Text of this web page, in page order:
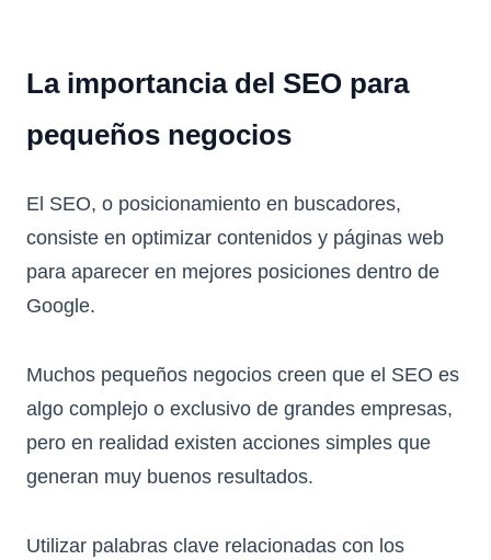
La importancia del SEO para
pequeños negocios
El SEO, o posicionamiento en buscadores,
consiste en optimizar contenidos y páginas web
para aparecer en mejores posiciones dentro de
Google.
Muchos pequeños negocios creen que el SEO es
algo complejo o exclusivo de grandes empresas,
pero en realidad existen acciones simples que
generan muy buenos resultados.
Utilizar palabras clave relacionadas con los